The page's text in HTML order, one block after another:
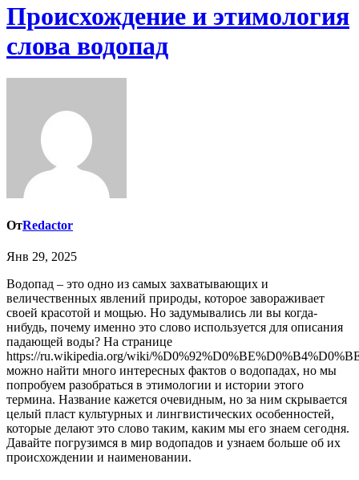
Происхождение и этимология
слова водопад
ОтRedactor
Янв 29, 2025
Водопад – это одно из самых захватывающих и
величественных явлений природы, которое завораживает
своей красотой и мощью. Но задумывались ли вы когда-
нибудь, почему именно это слово используется для описания
падающей воды? На странице
https://ru.wikipedia.org/wiki/
можно найти много интересных фактов о водопадах, но мы
попробуем разобраться в этимологии и истории этого
термина. Название кажется очевидным, но за ним скрывается
целый пласт культурных и лингвистических особенностей,
которые делают это слово таким, каким мы его знаем сегодня.
Давайте погрузимся в мир водопадов и узнаем больше об их
происхождении и наименовании.